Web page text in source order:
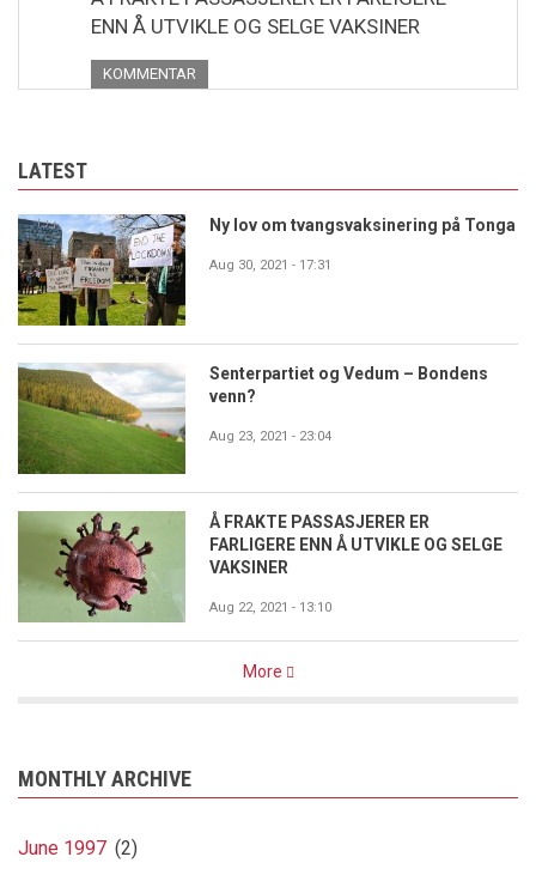
ENN Å UTVIKLE OG SELGE VAKSINER
KOMMENTAR
LATEST
Ny lov om tvangsvaksinering på Tonga
Aug 30, 2021 - 17:31
Senterpartiet og Vedum – Bondens
venn?
Aug 23, 2021 - 23:04
Å FRAKTE PASSASJERER ER
FARLIGERE ENN Å UTVIKLE OG SELGE
VAKSINER
Aug 22, 2021 - 13:10
More
MONTHLY ARCHIVE
June 1997 (2)